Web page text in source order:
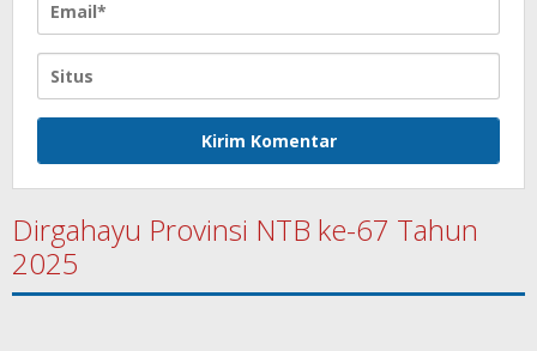
Dirgahayu Provinsi NTB ke-67 Tahun
2025